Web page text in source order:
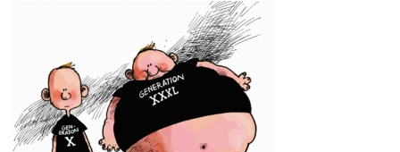
Εργαλεία για Παιδιάτρους
Χρήσιμα Links
Επεξεργασία Προφίλ